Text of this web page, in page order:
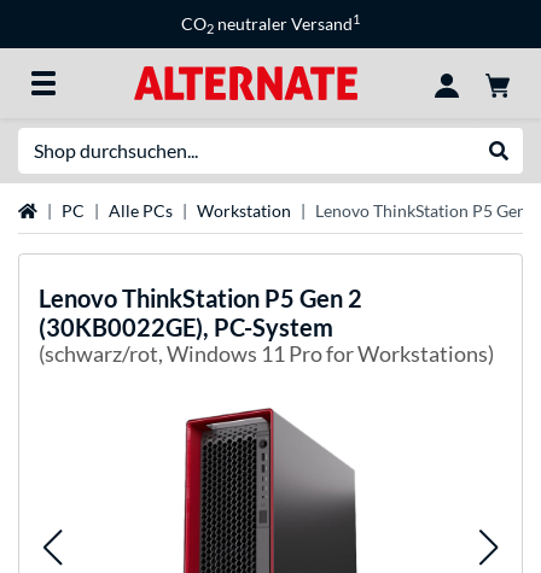
CO2 neutraler Versand1
Startseite
PC Alle PCs Workstation Lenovo ThinkStation P5 Gen
LenovoThinkStation P5 Gen 2
(30KB0022GE), PC-System
(schwarz/rot, Windows 11 Pro for Workstations)